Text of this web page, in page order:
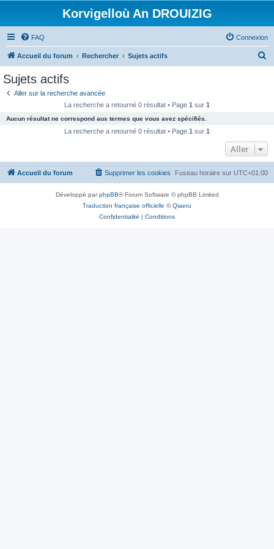
Korvigelloù An DROUIZIG
FAQ Connexion
Accueil du forum Rechercher Sujets actifs
c
e
Sujets actifs
Aller sur la recherche avancée
La recherche a retourné 0 résultat • Page 1 sur 1
Aucun résultat ne correspond aux termes que vous avez spécifiés.
La recherche a retourné 0 résultat • Page 1 sur 1
Aller
Accueil du forum Fuseau horaire sur UTC+01:00
Supprimer les cookies
Développé parphpBB® Forum Software © phpBB Limited
Traduction française officielle ©Qiaeru
Confidentialité | Conditions